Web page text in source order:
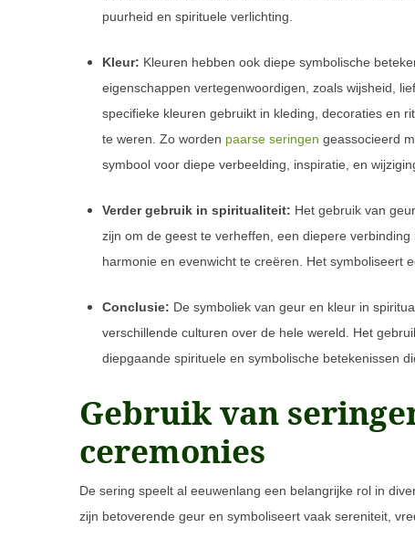
puurheid en spirituele verlichting.
Kleur: Kleuren hebben ook diepe symbolische
eigenschappen vertegenwoordigen, zoals wijsheid,
specifieke kleuren gebruikt in kleding, decoraties en
te weren. Zo worden paarse seringen geassocieerd
symbool voor diepe verbeelding, inspiratie, en
Verder gebruik in spiritualiteit: Het gebruik van
zijn om de geest te verheffen, een diepere
harmonie en evenwicht te creëren. Het symboliseert
Conclusie: De symboliek van geur en kleur in
verschillende culturen over de hele wereld. Het
diepgaande spirituele en symbolische betekenissen
Gebruik van
ceremonies
De sering speelt al eeuwenlang een belangrijke rol in
zijn betoverende geur en symboliseert vaak sereniteit,